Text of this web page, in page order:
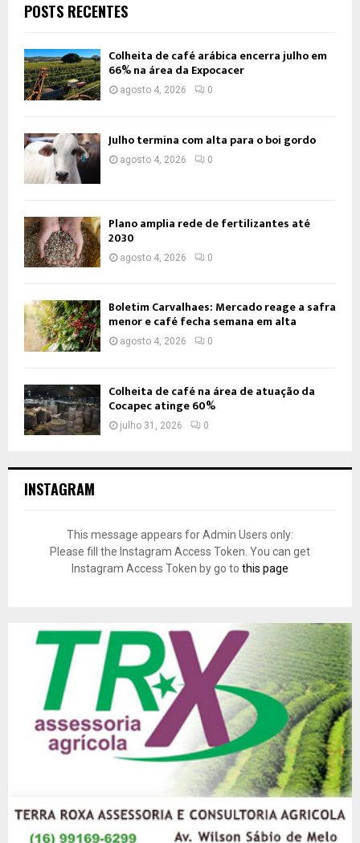
POSTS RECENTES
Colheita de café arábica encerra julho em
66% na área da Expocacer
agosto 4, 2026 0
Julho termina com alta para o boi gordo
agosto 4, 2026 0
Plano amplia rede de fertilizantes até
2030
agosto 4, 2026 0
Boletim Carvalhaes: Mercado reage a safra
menor e café fecha semana em alta
agosto 4, 2026 0
Colheita de café na área de atuação da
Cocapec atinge 60%
julho 31, 2026 0
INSTAGRAM
This message appears for Admin Users only:
Please fill the Instagram Access Token. You can get
Instagram Access Token by go to this page